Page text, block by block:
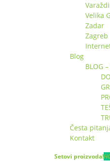
Velika
Zadar
Zagreb
Blog
BLOG
Česta
Kontakt
Setovi proizvoda!